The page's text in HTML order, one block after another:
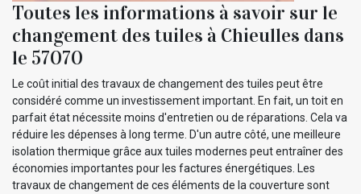
Toutes les informations à savoir sur le
changement des tuiles à Chieulles dans
le 57070
Le coût initial des travaux de changement des tuiles peut être
considéré comme un investissement important. En fait, un toit en
parfait état nécessite moins d'entretien ou de réparations. Cela va
réduire les dépenses à long terme. D'un autre côté, une meilleure
isolation thermique grâce aux tuiles modernes peut entraîner des
économies importantes pour les factures énergétiques. Les
travaux de changement de ces éléments de la couverture sont